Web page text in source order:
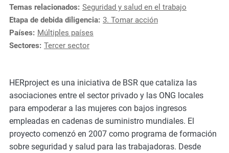
e
s
,
c
e
s
t
u
d
i
Temas relacionados: Seguridad y salud en el trabajo
Etapa de debida diligencia: 3. Tomar acción
Países: Múltiples países
Sectores: Tercer sector
HERproject es una iniciativa de BSR que cataliza las
asociaciones entre el sector privado y las ONG locales
para empoderar a las mujeres con bajos ingresos
empleadas en cadenas de suministro mundiales. El
proyecto comenzó en 2007 como programa de formación
sobre seguridad y salud para las trabajadoras. Desde